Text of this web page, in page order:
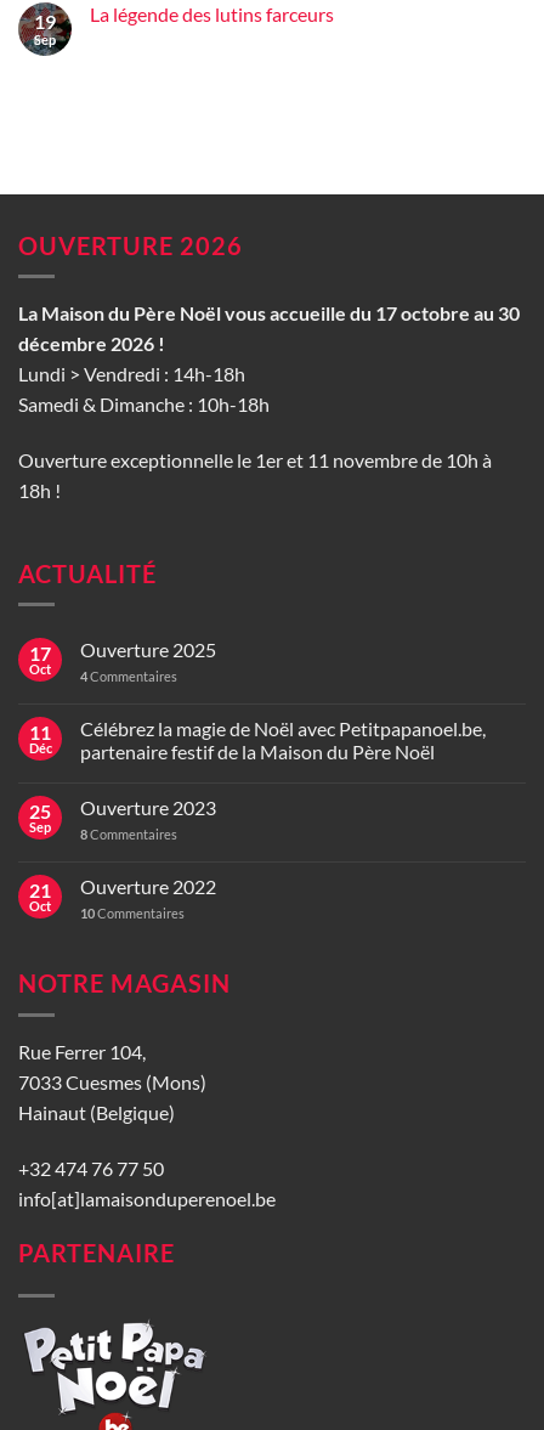
19
Sep
La légende des lutins farceurs
OUVERTURE 2026
La Maison du Père Noël vous accueille du 17 octobre au 30
décembre 2026 !
Lundi > Vendredi : 14h-18h
Samedi & Dimanche : 10h-18h
Ouverture exceptionnelle le 1er et 11 novembre de 10h à
18h !
ACTUALITÉ
17
Oct
Ouverture 2025
4Commentaires
11
Déc
Célébrez la magie de Noël avec Petitpapanoel.be,
partenaire festif de la Maison du Père Noël
25
Sep
Ouverture 2023
8Commentaires
21
Oct
Ouverture 2022
10Commentaires
NOTRE MAGASIN
Rue Ferrer 104,
7033 Cuesmes (Mons)
Hainaut (Belgique)
+32 474 76 77 50
info[at]lamaisonduperenoel.be
PARTENAIRE